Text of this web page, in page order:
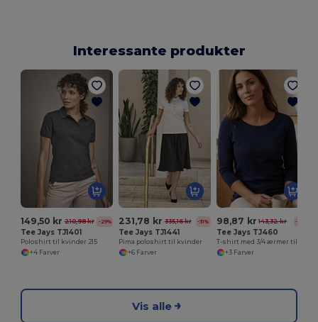
Interessante produkter
149,50 kr 210,98 kr -29%
Tee Jays TJ1401
Poloshirt til kvinder 215
+4 Farver
231,78 kr 335,16 kr -31%
Tee Jays TJ1441
Pima poloshirt til kvinder
+6 Farver
98,87 kr 143,32 kr -31%
Tee Jays TJ460
+3 Farver
Vis alle